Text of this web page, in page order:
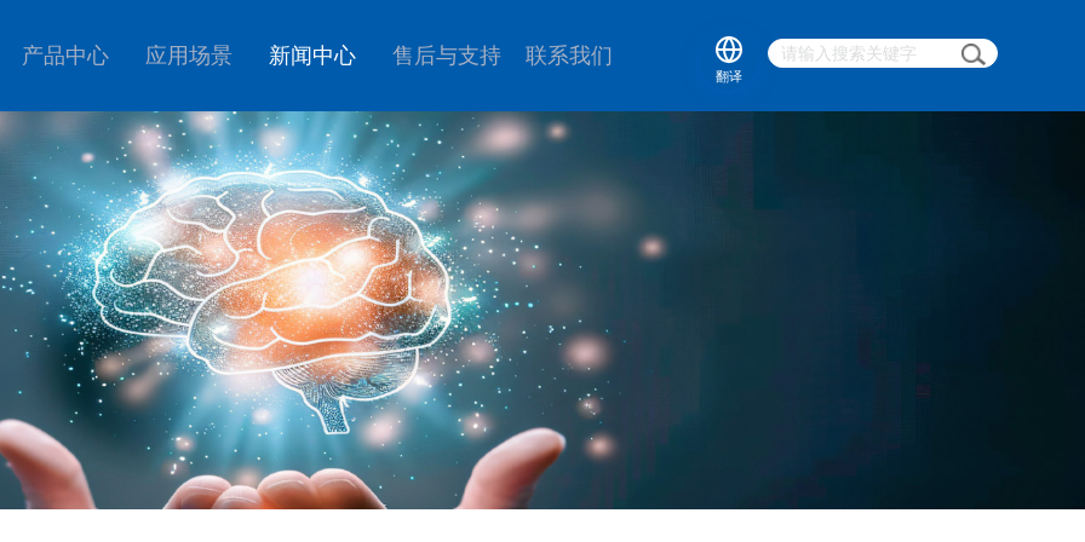
产品中心 应用场景 新闻中心 售后与支持 联系我们
翻译